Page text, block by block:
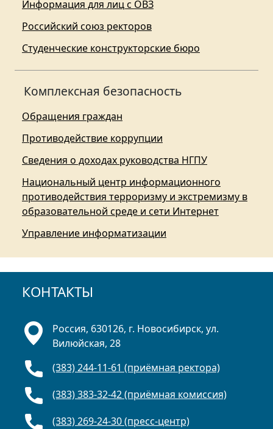
Информация для лиц с ОВЗ
Российский союз ректоров
Студенческие конструкторские бюро
Комплексная безопасность
Обращения граждан
Противодействие коррупции
Сведения о доходах руководства НГПУ
Национальный центр информационного
противодействия терроризму и экстремизму в
образовательной среде и сети Интернет
Управление информатизации
КОНТАКТЫ
Россия, 630126, г. Новосибирск, ул.
Вилюйская, 28
(383) 244-11-61 (приёмная ректора)
(383) 383-32-42 (приёмная комиссия)
(383) 269-24-30 (пресс-центр)